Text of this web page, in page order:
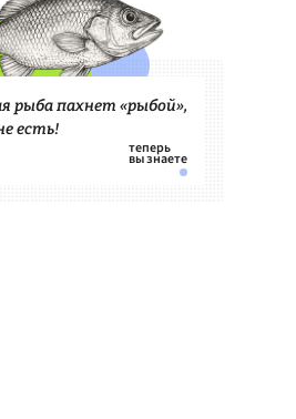
рыба пахнет «рыбой»,
есть!